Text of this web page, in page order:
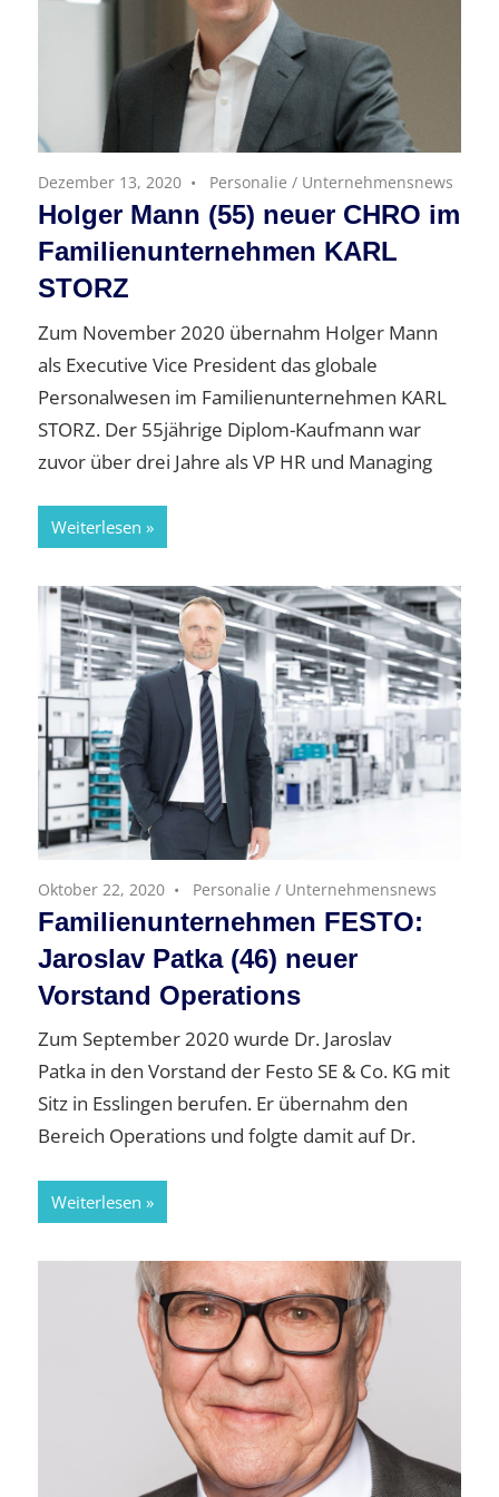
Dezember 13, 2020 Personalie / Unternehmensnews
Holger Mann (55) neuer CHRO im
Familienunternehmen KARL
STORZ
Zum November 2020 übernahm Holger Mann
als Executive Vice President das globale
Personalwesen im Familienunternehmen KARL
STORZ. Der 55jährige Diplom-Kaufmann war
zuvor über drei Jahre als VP HR und Managing
Weiterlesen
Oktober 22, 2020 Personalie / Unternehmensnews
Familienunternehmen FESTO:
Jaroslav Patka (46) neuer
Vorstand Operations
Zum September 2020 wurde Dr. Jaroslav
Patka in den Vorstand der Festo SE & Co. KG mit
Sitz in Esslingen berufen. Er übernahm den
Bereich Operations und folgte damit auf Dr.
Weiterlesen